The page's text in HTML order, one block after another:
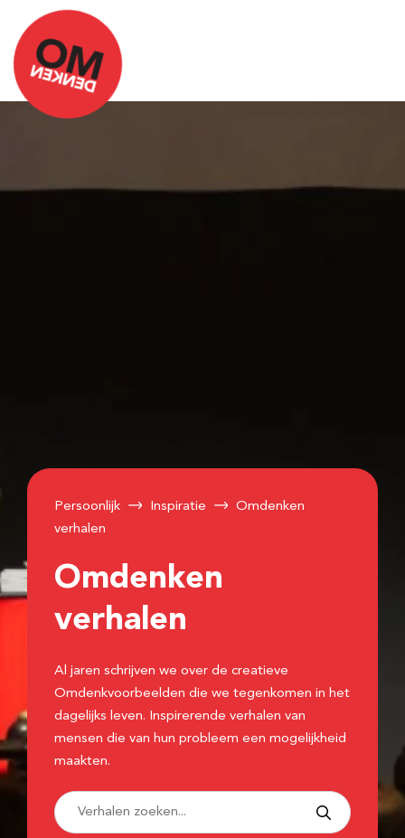
Persoonlijk Inspiratie
Omdenken
verhalen
Omdenken
verhalen
Al jaren schrijven we over de creatieve
Omdenkvoorbeelden die we tegenkomen in het
dagelijks leven. Inspirerende verhalen van
mensen die van hun probleem een mogelijkheid
maakten.